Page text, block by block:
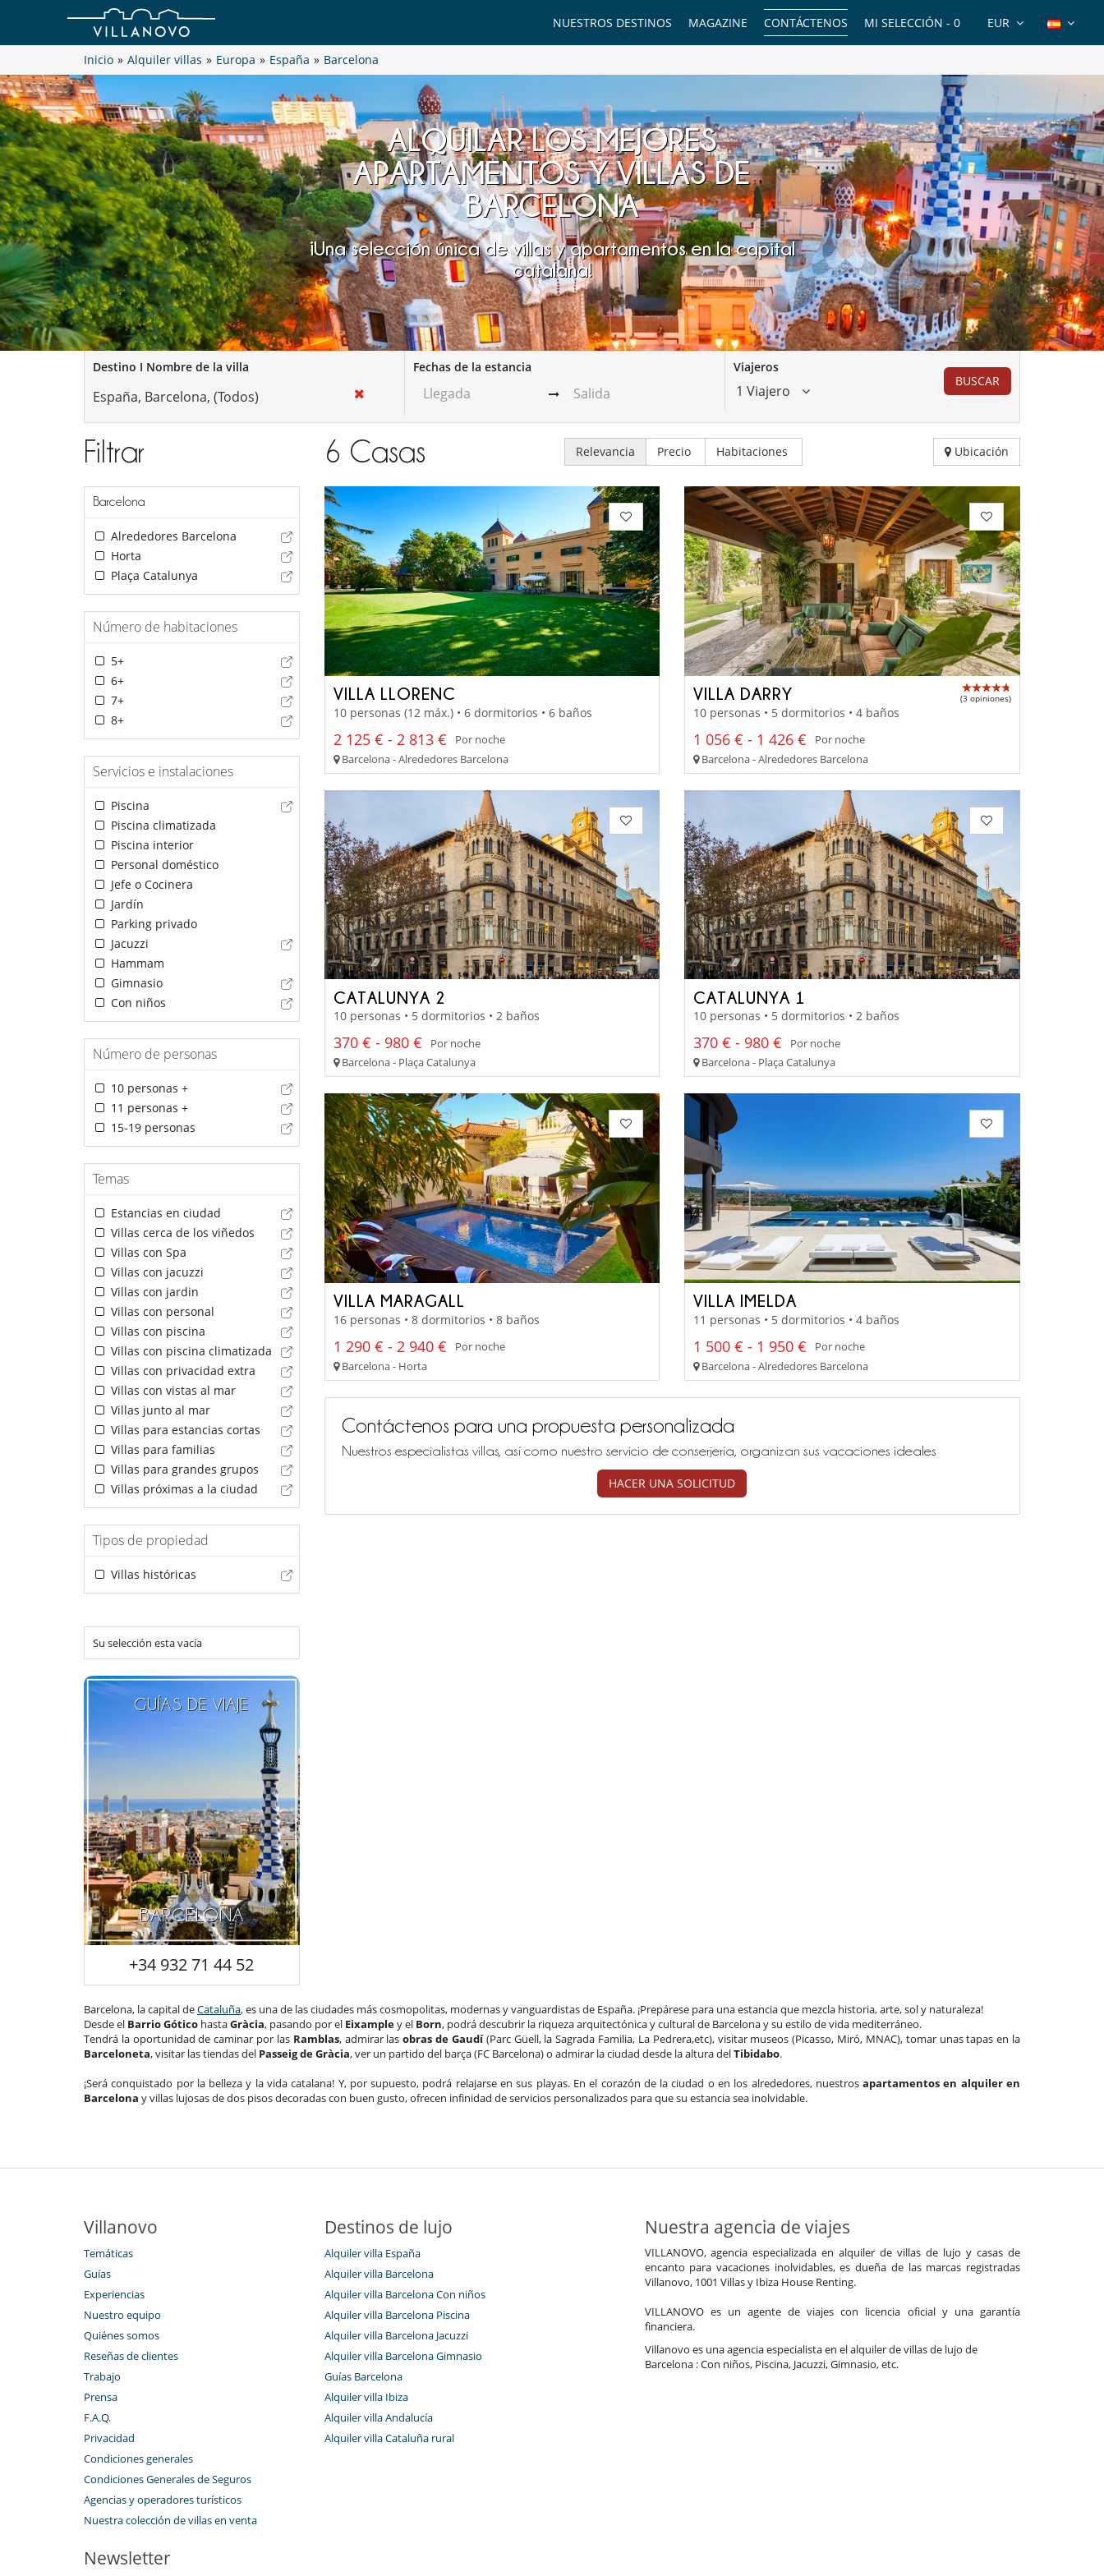
EUR
MI SELECCIÓN - 0
CONTÁCTENOS
MAGAZINE
NUESTROS DESTINOS
Inicio » Alquiler villas » Europa » España » Barcelona
ALQUILAR LOS MEJORES
APARTAMENTOS Y VILLAS DE
BARCELONA
¡Una selección única de villas y apartamentos en la capital
catalana!
Destino I Nombre de la villa Fechas de la estancia Viajeros
1 Viajero
BUSCAR
Filtrar
Barcelona
Alrededores Barcelona
Horta
Plaça Catalunya
Número de habitaciones
5+
6+
7+
8+
Servicios e instalaciones
Piscina
Piscina climatizada
Piscina interior
Personal doméstico
Jefe o Cocinera
Jardín
Parking privado
Jacuzzi
Hammam
Gimnasio
Con niños
Número de personas
10 personas +
11 personas +
15-19 personas
Temas
Estancias en ciudad
Villas cerca de los viñedos
Villas con Spa
Villas con jacuzzi
Villas con jardin
Villas con personal
Villas con piscina
Villas con piscina climatizada
Villas con privacidad extra
Villas con vistas al mar
Villas junto al mar
Villas para estancias cortas
Villas para familias
Villas para grandes grupos
Villas próximas a la ciudad
Tipos de propiedad
Villas históricas
Su selección esta vacía
GUÍAS DE VIAJE
BARCELONA
+34 932 71 44 52
6 Casas Relevancia Precio Habitaciones Ubicación
VILLA LLORENC
10 personas (12 máx.) • 6 dormitorios • 6 baños
2 125 € - 2 813 €
Por noche
Barcelona - Alrededores Barcelona
VILLA DARRY (3 opiniones)
10 personas • 5 dormitorios • 4 baños
1 056 € - 1 426 €
Por noche
Barcelona - Alrededores Barcelona
CATALUNYA 2
10 personas • 5 dormitorios • 2 baños
370 € - 980 €
Por noche
Barcelona - Plaça Catalunya
CATALUNYA 1
10 personas • 5 dormitorios • 2 baños
370 € - 980 €
Por noche
Barcelona - Plaça Catalunya
VILLA MARAGALL
16 personas • 8 dormitorios • 8 baños
1 290 € - 2 940 €
Por noche
Barcelona - Horta
VILLA IMELDA
11 personas • 5 dormitorios • 4 baños
1 500 € - 1 950 €
Por noche
Barcelona - Alrededores Barcelona
Contáctenos para una propuesta personalizada
Nuestros especialistas villas, así como nuestro servicio de conserjería, organizan sus vacaciones ideales
HACER UNA SOLICITUD
Barcelona, la capital deCataluña, es una de las ciudades más cosmopolitas, modernas y vanguardistas de España. ¡Prepárese para una estancia que mezcla historia, arte, sol y naturaleza!
Desde el Barrio Gótico hastaGràcia, pasando por el Eixampley el Born, podrá descubrir la riqueza arquitectónica y cultural de Barcelona y su estilo de vida mediterráneo.
Tendrá la oportunidad de caminar por las Ramblas, admirar lasobras de Gaudí(Parc Güell, la Sagrada Familia, La Pedrera,etc), visitar museos (Picasso, Miró, MNAC), tomar unas tapas en la
Barceloneta, visitar las tiendas del Passeig de Gràcia, ver un partido del barça (FC Barcelona) o admirar la ciudad desde la altura delTibidabo.
¡Será conquistado por la belleza y la vida catalana! Y, por supuesto, podrá relajarse en sus playas. En el corazón de la ciudad o en los alrededores, nuestrosapartamentos en alquiler en
Barcelona y villas lujosas de dos pisos decoradas con buen gusto, ofrecen infinidad de servicios personalizados para que su estancia sea inolvidable.
Villanovo
Temáticas
Guías
Experiencias
Nuestro equipo
Quiénes somos
Reseñas de clientes
Trabajo
Prensa
F.A.Q.
Privacidad
Condiciones generales
Condiciones Generales de Seguros
Agencias y operadores turísticos
Nuestra colección de villas en venta
Destinos de lujo
Alquiler villa España
Alquiler villa Barcelona
Alquiler villa Barcelona Con niños
Alquiler villa Barcelona Piscina
Alquiler villa Barcelona Jacuzzi
Alquiler villa Barcelona Gimnasio
Guías Barcelona
Alquiler villa Ibiza
Alquiler villa Andalucía
Alquiler villa Cataluña rural
Nuestra agencia de viajes
VILLANOVO, agencia especializada en alquiler de villas de lujo y casas de
encanto para vacaciones inolvidables, es dueña de las marcas registradas
Villanovo, 1001 Villas y Ibiza House Renting.
VILLANOVO es un agente de viajes con licencia oficial y una garantía
financiera.
Villanovo es una agencia especialista en el alquiler de villas de lujo de
Barcelona : Con niños, Piscina, Jacuzzi, Gimnasio, etc.
Newsletter